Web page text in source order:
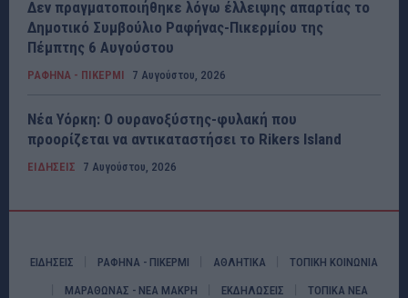
Δεν πραγματοποιήθηκε λόγω έλλειψης απαρτίας το
Δημοτικό Συμβούλιο Ραφήνας-Πικερμίου της
Πέμπτης 6 Αυγούστου
ΡΑΦΗΝΑ - ΠΙΚΕΡΜΙ 7 Αυγούστου, 2026
Νέα Υόρκη: Ο ουρανοξύστης-φυλακή που
προορίζεται να αντικαταστήσει το Rikers Island
ΕΙΔΗΣΕΙΣ 7 Αυγούστου, 2026
ΕΙΔΗΣΕΙΣ ΡΑΦΗΝΑ - ΠΙΚΕΡΜΙ ΑΘΛΗΤΙΚΑ ΤΟΠΙΚΗ ΚΟΙΝΩΝΙΑ
ΜΑΡΑΘΩΝΑΣ - ΝΕΑ ΜΑΚΡΗ ΕΚΔΗΛΩΣΕΙΣ ΤΟΠΙΚΑ ΝΕΑ